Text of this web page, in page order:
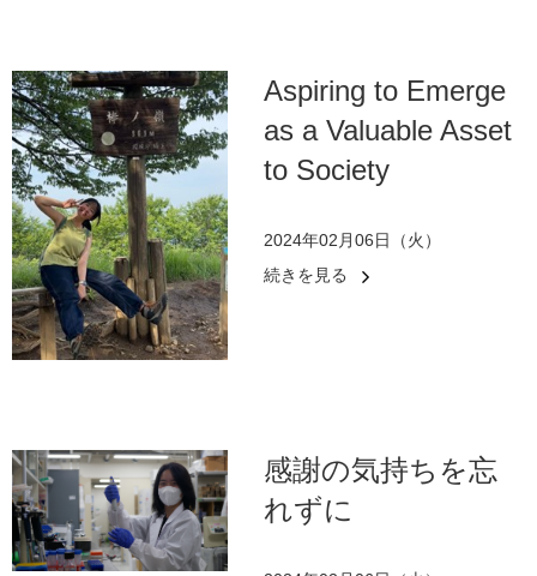
Aspiring to Emerge
as a Valuable Asset
to Society
2024年02月06日（火）
続きを見る
感謝の気持ちを忘
れずに